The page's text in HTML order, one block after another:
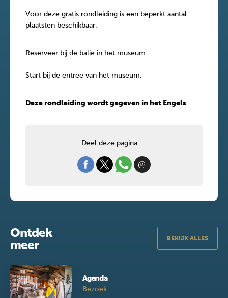
Voor deze gratis rondleiding is een beperkt aantal
plaatsten beschikbaar.
Reserveer bij de balie in het museum.
Start bij de entree van het museum.
Deze rondleiding wordt gegeven in het Engels
Deel deze pagina:
Ontdek
meer
BEKIJK ALLES
Agenda
Bezoek